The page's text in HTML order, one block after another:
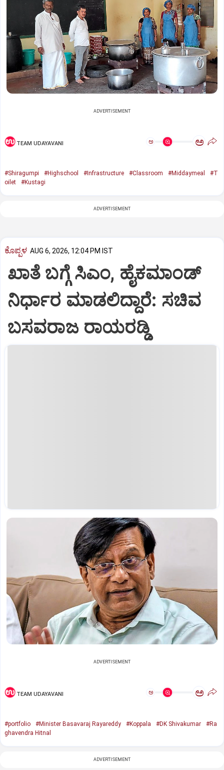
ADVERTISEMENT
TEAM UDAYAVANI ಅ ಅ
#Shiragumpi #Highschool #Infrastructure #Classroom #Middaymeal
#T
oilet
#Kustagi
ADVERTISEMENT
ಕೊಪ್ಪಳ AUG 6, 2026, 12:04 PM IST
ಖಾತೆ ಬಗ್ಗೆ ಸಿಎಂ, ಹೈಕಮಾಂಡ್
ನಿರ್ಧಾರ ಮಾಡಲಿದ್ದಾರೆ: ಸಚಿವ
ಬಸವರಾಜ ರಾಯರಡ್ಡಿ
ADVERTISEMENT
TEAM UDAYAVANI ಅ ಅ
#portfolio #Minister Basavaraj Rayareddy #Koppala #DK Shivakumar
#Ra
ghavendra Hitnal
ADVERTISEMENT